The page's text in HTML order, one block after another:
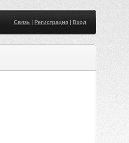
Связь| Регистрация| Вход